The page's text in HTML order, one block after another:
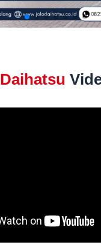
Daihatsu